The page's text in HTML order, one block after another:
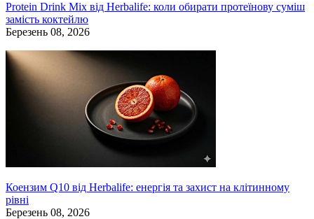
Protein Drink Mix від Herbalife: коли обирати протеїнову суміш
замість коктейлю
Березень 08, 2026
Коензим Q10 від Herbalife: енергія та захист на клітинному
рівні
Березень 08, 2026